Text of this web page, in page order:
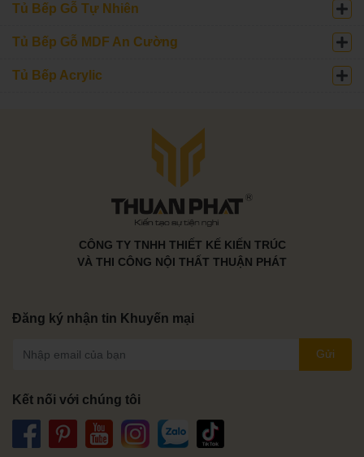
Tủ Bếp Gỗ Tự Nhiên
Tủ Bếp Gỗ MDF An Cường
Tủ Bếp Acrylic
CÔNG TY TNHH THIẾT KẾ KIẾN TRÚC
VÀ THI CÔNG NỘI THẤT THUẬN PHÁT
Đăng ký nhận tin Khuyến mại
Gửi
Kết nối với chúng tôi